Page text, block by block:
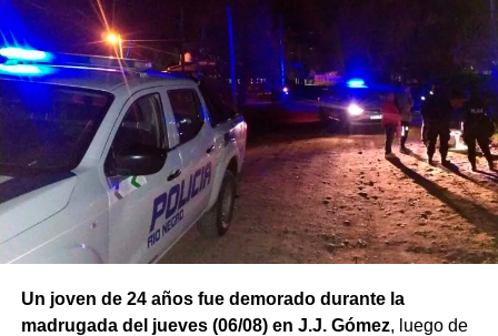
Un joven de 24 años fue demorado durante la
madrugada del jueves (06/08) en J.J. Gómez, luego de